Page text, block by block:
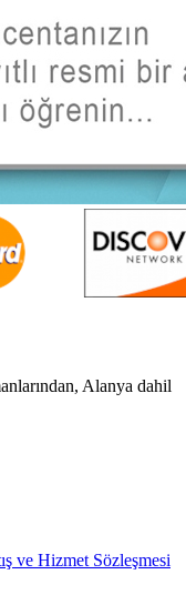
Alanya dahil
ve Hizmet Sözleşmesi